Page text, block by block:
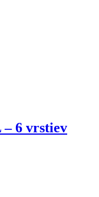
– 6 vrstiev